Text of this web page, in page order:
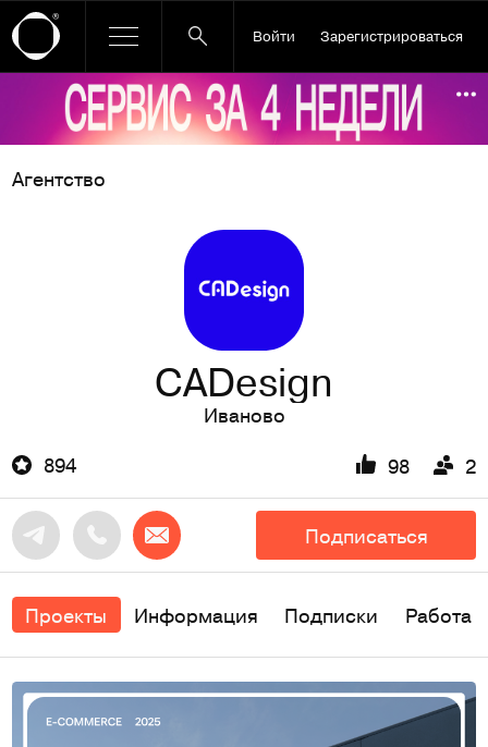
Войти Зарегистрироваться
Ссылка баннера
Агентство
CADesign
Иваново
894
98 2
Подписаться
Проекты Информация Подписки Работа